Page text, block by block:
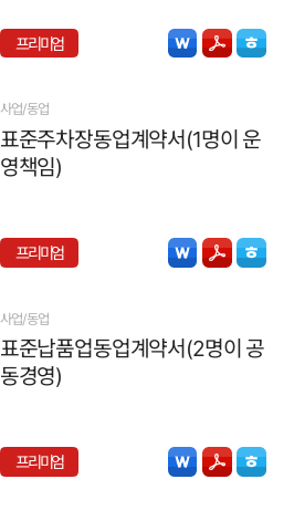
프리미엄
사업/동업
표준주차장동업계약서(1명이 운
영책임)
프리미엄
사업/동업
표준납품업동업계약서(2명이 공
동경영)
프리미엄